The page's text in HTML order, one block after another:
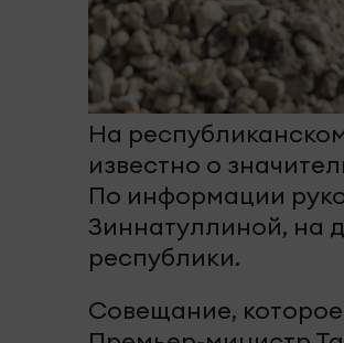
На
известно о
По информации
Зиннатуллиной, на
республики.
Совещание,